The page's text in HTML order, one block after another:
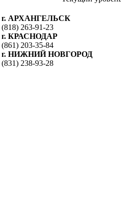
г. АРХАНГЕЛЬСК
(818) 263-91-23
г. КРАСНОДАР
(861) 203-35-84
г. НИЖНИЙ НОВГОРОД
(831) 238-93-28